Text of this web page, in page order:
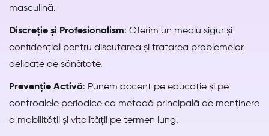
masculină.
Discreție și Profesionalism: Oferim un mediu sigur și
confidențial pentru discutarea și tratarea problemelor
delicate de sănătate.
Prevenție Activă: Punem accent pe educație și pe
controalele periodice ca metodă principală de menținere
a mobilității și vitalității pe termen lung.